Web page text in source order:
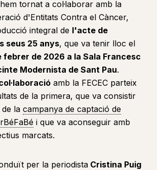
hem tornat a col·laborar amb la
d'Entitats Contra el Càncer,
integral de l'acte de
seus 25 anys, que va tenir lloc el
febrer de 2026 a la Sala Francesc
Modernista de Sant Pau.
amb la FECEC parteix
de la primera, que va consistir
la campanya de captació de
i que va aconseguir amb
marcats.
per la periodista Cristina Puig